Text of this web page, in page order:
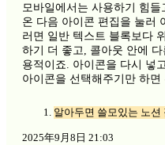
모바일에서는 사용하기 힘
온 다음 아이콘 편집을 눌러
러면 일반 텍스트 블록보다
하기 더 좋고, 콜아웃 안에
용적이죠. 아이콘을 다시 넣
아이콘을 선택해주기만 하면
알아두면 쓸모있는 노션
2025年9月8日 21:03